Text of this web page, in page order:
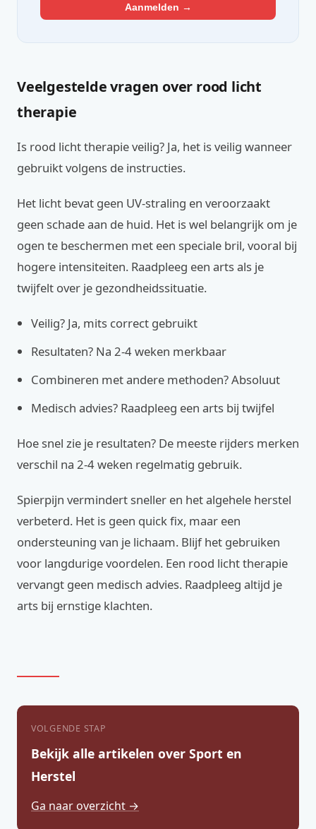
Aanmelden →
Veelgestelde vragen over rood licht
therapie
Is rood licht therapie veilig? Ja, het is veilig wanneer
gebruikt volgens de instructies.
Het licht bevat geen UV-straling en veroorzaakt
geen schade aan de huid. Het is wel belangrijk om je
ogen te beschermen met een speciale bril, vooral bij
hogere intensiteiten. Raadpleeg een arts als je
twijfelt over je gezondheidssituatie.
Veilig? Ja, mits correct gebruikt
Resultaten? Na 2-4 weken merkbaar
Combineren met andere methoden? Absoluut
Medisch advies? Raadpleeg een arts bij twijfel
Hoe snel zie je resultaten? De meeste rijders merken
verschil na 2-4 weken regelmatig gebruik.
Spierpijn vermindert sneller en het algehele herstel
verbeterd. Het is geen quick fix, maar een
ondersteuning van je lichaam. Blijf het gebruiken
voor langdurige voordelen. Een rood licht therapie
vervangt geen medisch advies. Raadpleeg altijd je
arts bij ernstige klachten.
VOLGENDE STAP
Bekijk alle artikelen over Sport en
Herstel
Ga naar overzicht →